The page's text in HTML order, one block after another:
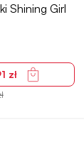
Shining Girl
zł